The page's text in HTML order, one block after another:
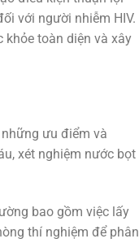
với người nhiễm HIV.
khỏe toàn diện và xây
ưu điểm và
xét nghiệm nước bọt
bao gồm việc lấy
thí nghiệm để phân